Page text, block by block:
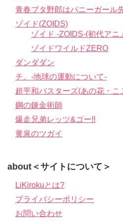
青春ブタ野郎はバニーガール
ゾイド(ZOIDS)
ゾイド -ZOIDS-(初代アニ
ゾイドワイルドZERO
ダンダダン
チ。-地球の運動について-
超平和バスターズ(あの花・こ
鋼の錬金術師
爆走兄弟レッツ&ゴー!!
黄泉のツガイ
about＜サイトについて＞
LiKirokuとは?
プライバシーポリシー
お問い合わせ